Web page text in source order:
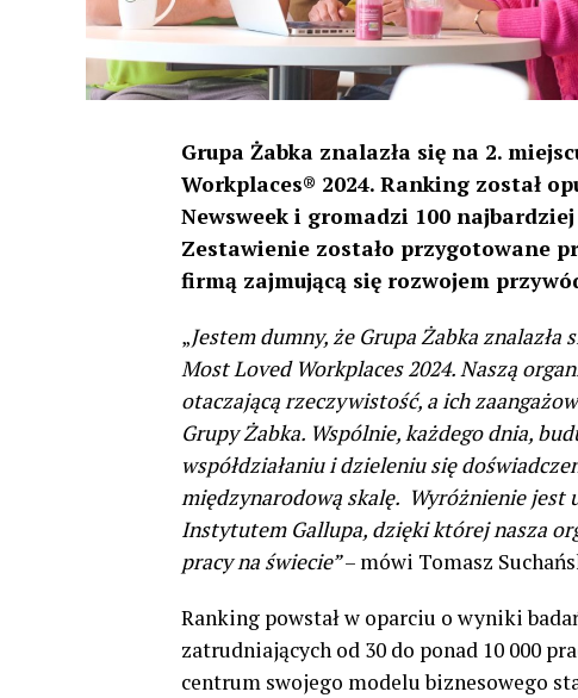
Grupa Żabka znalazła się na 2.
Workplaces® 2024. Ranking został
Newsweek i gromadzi 100
Zestawienie zostało przygotowane
firmą zajmującą się rozwojem
„Jestem dumny, że Grupa Żabka
Most Loved Workplaces 2024. Naszą
otaczającą rzeczywistość, a ich
Grupy Żabka. Wspólnie, każdego dnia,
współdziałaniu i dzieleniu się
międzynarodową skalę. Wyróżnienie jest
Instytutem Gallupa, dzięki której nasza
pracy na świecie”– mówi Tomasz
Ranking powstał w oparciu o wyniki
zatrudniających od 30 do ponad 10 000
centrum swojego modelu biznesowego